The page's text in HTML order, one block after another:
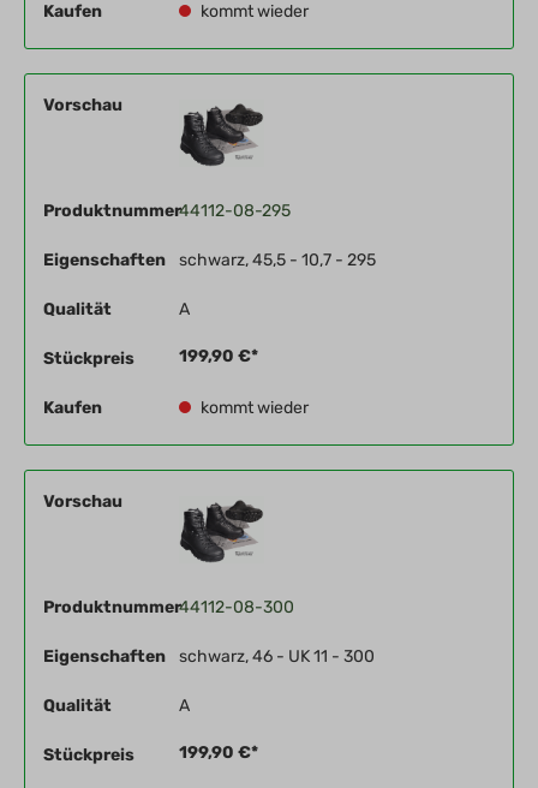
Kaufen kommt wieder
Vorschau
Produktnummer44112-08-295
Eigenschaften schwarz, 45,5 - 10,7 - 295
Qualität A
Stückpreis 199,90 €*
Kaufen kommt wieder
Vorschau
Produktnummer44112-08-300
Eigenschaften schwarz, 46 - UK 11 - 300
Qualität A
Stückpreis 199,90 €*